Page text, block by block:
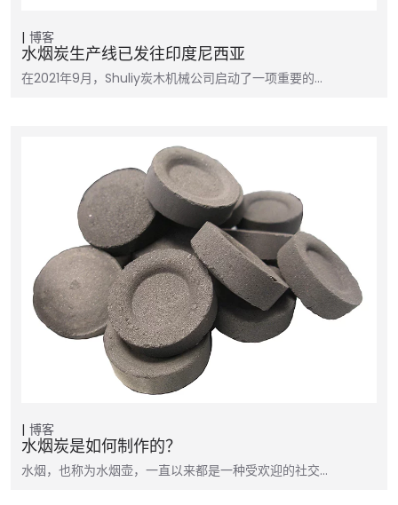
博客
水烟炭生产线已发往印度尼西亚
在2021年9月，Shuliy炭木机械公司启动了一项重要的…
博客
水烟炭是如何制作的？
水烟，也称为水烟壶，一直以来都是一种受欢迎的社交…